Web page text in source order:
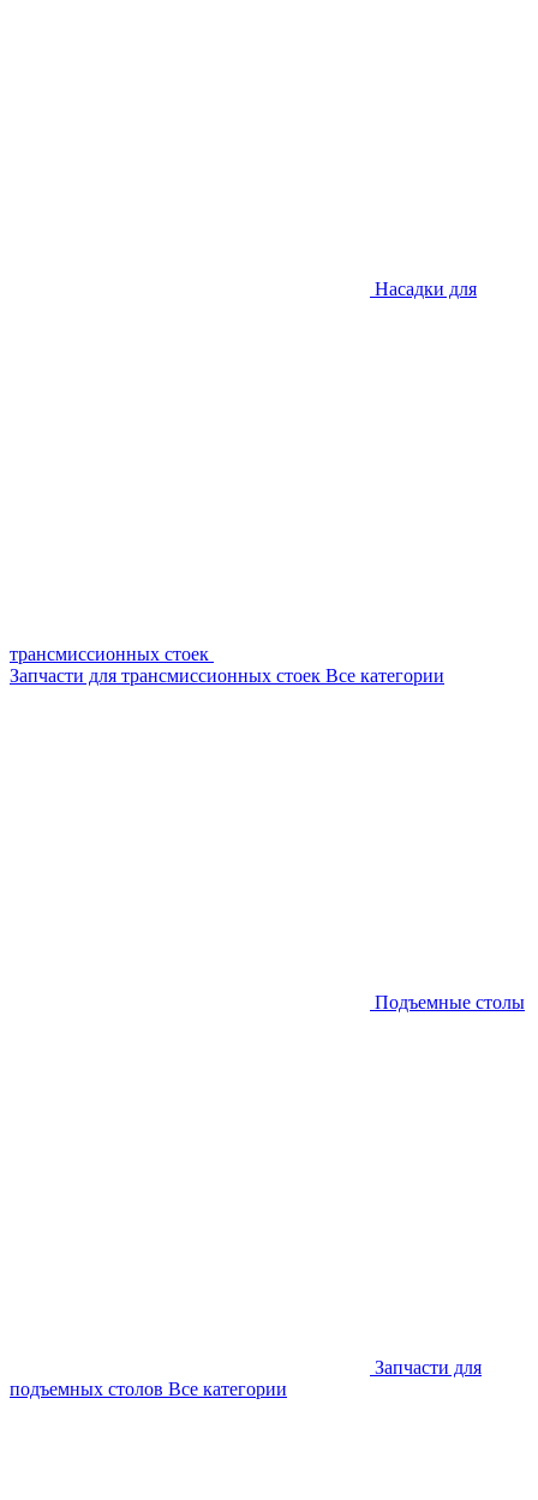
Насадки для
трансмиссионных стоек
Запчасти для трансмиссионных стоек Все категории
Подъемные столы
Запчасти для
подъемных столов Все категории